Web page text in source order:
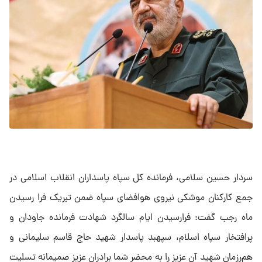
سردار حسین سلامی، فرمانده کل سپاه پاسداران انقلاب اسلامی در
جمع کارکنان موشکی نیروی هوافضای سپاه ضمن تبریک فرا رسیدن
ماه رجب گفت: فرارسیدن ایام سالگرد شهادت فرمانده جاودان و
پرافتخار سپاه اسلام، سپهبد پاسدار شهید حاج قاسم سلیمانی و
هم‌رزمان شهید آن عزیز را به محضر شما برادران عزیز صمیمانه تسلیت